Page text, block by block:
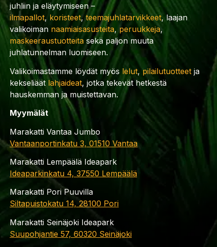
juhliin ja eläytymiseen –
ilmapallot, koristeet,teemajuhlatarvikkeet, laajan
valikoiman naamiaisasusteita, peruukkeja,
maskeeraustuotteita sekä paljon muuta
juhlatunnelman luomiseen.
Valikoimastamme löydät myös lelut,pilailutuotteet ja
kekseliäät lahjaideat, jotka tekevät hetkestä
hauskemman ja muistettavan.
Myymälät
Marakatti Vantaa Jumbo
Vantaanportinkatu 3, 01510 Vantaa
Marakatti Lempäälä Ideapark
Ideaparkinkatu 4, 37550 Lempäälä
Marakatti Pori Puuvilla
Siltapuistokatu 14, 28100 Pori
Marakatti Seinäjoki Ideapark
Suupohjantie 57, 60320 Seinäjoki